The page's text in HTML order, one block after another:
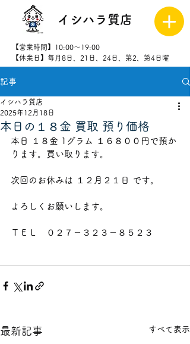
イシハラ質店
【営業時間】10:00～19:00
【休業日】毎月8日、21日、24日、第2、第4日曜
8523
記事
本日の１８金 買取 預り価格
イシハラ質店
2025年12月18日
本日 １８金 1グラム １６８００円で預か
ります。買い取ります。
次回のお休みは １２月２１日 です。
よろしくお願いします。
ＴＥＬ　０２７－３２３－８５２３
最新記事 すべて表示